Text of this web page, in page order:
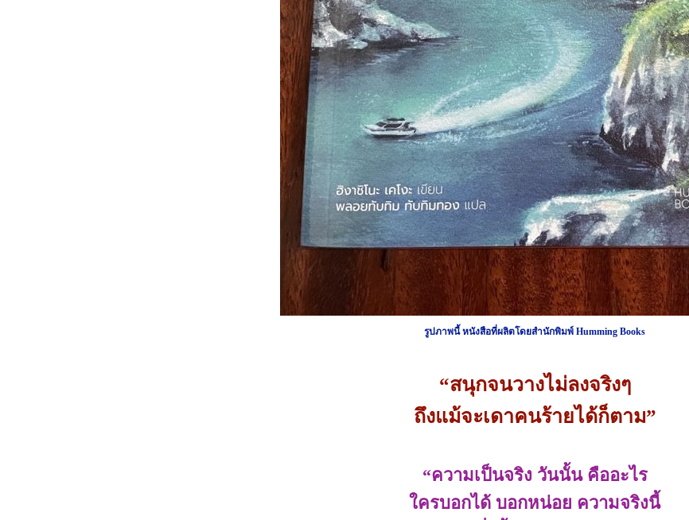
รูปภาพนี้ หนังสือที่ผลิตโดยสำนักพิมพ์ Humming Books
“สนุกจนวางไม่ลงจริงๆ
ถึงแม้จะเดาคนร้ายได้ก็ตาม”
“ความเป็นจริง วันนั้น คืออะไร
ใครบอกได้ บอกหน่อย ความจริงนี้